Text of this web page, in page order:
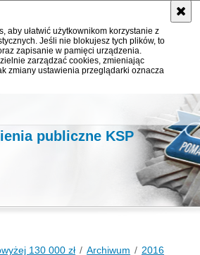
aby ułatwić użytkownikom korzystanie z
Jeśli nie blokujesz tych plików, to
zapisanie w pamięci urządzenia.
zarządzać cookies, zmieniając
zmiany ustawienia przeglądarki oznacza
publiczne KSP
130 000 zł Archiwum 2016